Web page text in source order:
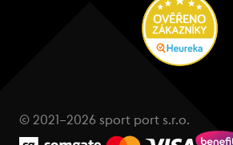
© 2021–2026 sport port s.r.o.